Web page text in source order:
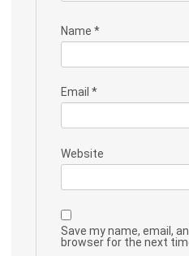
Name *
Email *
Website
Save my name, email,
browser for the next